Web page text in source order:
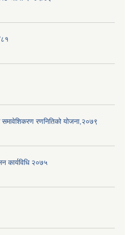
रणनितिको योजना,२०७९
कार्यविधि २०७५